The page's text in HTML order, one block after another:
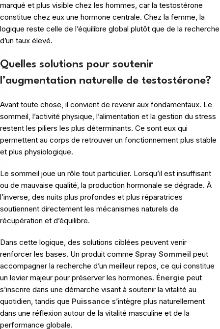
marqué et plus visible chez les hommes, car la testostérone
constitue chez eux une hormone centrale. Chez la femme, la
logique reste celle de l’équilibre global plutôt que de la recherche
d’un taux élevé.
Quelles solutions pour soutenir
l’augmentation naturelle de testostérone?
Avant toute chose, il convient de revenir aux fondamentaux. Le
sommeil, l’activité physique, l’alimentation et la gestion du stress
restent les piliers les plus déterminants. Ce sont eux qui
permettent au corps de retrouver un fonctionnement plus stable
et plus physiologique.
Le sommeil joue un rôle tout particulier. Lorsqu’il est insuffisant
ou de mauvaise qualité, la production hormonale se dégrade. À
l’inverse, des nuits plus profondes et plus réparatrices
soutiennent directement les mécanismes naturels de
récupération et d’équilibre.
Dans cette logique, des solutions ciblées peuvent venir
renforcer les bases. Un produit comme Spray Sommeil peut
accompagner la recherche d’un meilleur repos, ce qui constitue
un levier majeur pour préserver les hormones. Énergie peut
s’inscrire dans une démarche visant à soutenir la vitalité au
quotidien, tandis que Puissance s’intègre plus naturellement
dans une réflexion autour de la vitalité masculine et de la
performance globale.